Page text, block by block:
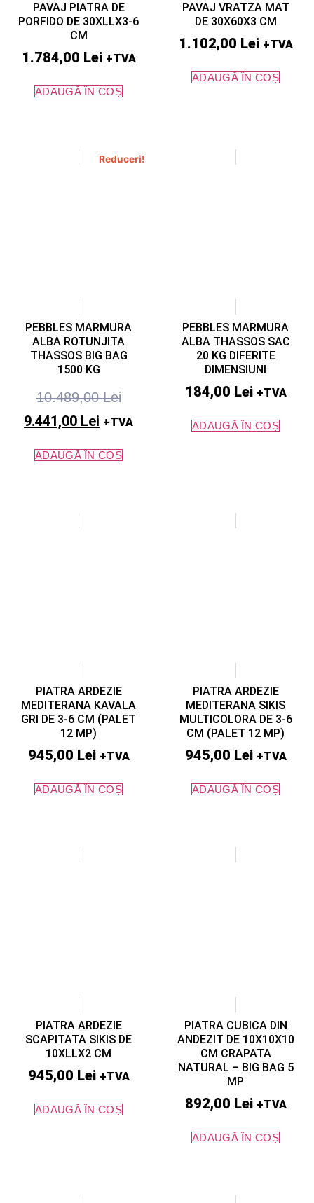
PAVAJ PIATRA DE
PORFIDO DE 30XLLX3-6
CM
1.784,00 Lei +TVA
ADAUGĂ ÎN COȘ
PAVAJ VRATZA MAT
DE 30X60X3 CM
1.102,00 Lei +TVA
ADAUGĂ ÎN COȘ
Reduceri!
PEBBLES MARMURA
ALBA ROTUNJITA
THASSOS BIG BAG
1500 KG
10.489,00Lei
9.441,00 Lei +TVA
ADAUGĂ ÎN COȘ
PEBBLES MARMURA
ALBA THASSOS SAC
20 KG DIFERITE
DIMENSIUNI
184,00 Lei +TVA
ADAUGĂ ÎN COȘ
PIATRA ARDEZIE
MEDITERANA KAVALA
GRI DE 3-6 CM (PALET
12 MP)
945,00 Lei +TVA
ADAUGĂ ÎN COȘ
PIATRA ARDEZIE
MEDITERANA SIKIS
MULTICOLORA DE 3-6
CM (PALET 12 MP)
945,00 Lei +TVA
ADAUGĂ ÎN COȘ
PIATRA ARDEZIE
SCAPITATA SIKIS DE
10XLLX2 CM
945,00 Lei +TVA
ADAUGĂ ÎN COȘ
PIATRA CUBICA DIN
ANDEZIT DE 10X10X10
CM CRAPATA
NATURAL – BIG BAG 5
MP
892,00 Lei +TVA
ADAUGĂ ÎN COȘ